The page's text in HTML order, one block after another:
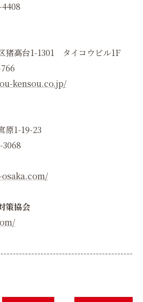
猪高台1-1301 タイコウビル1F
kensou.co.jp/
原1-19-23
策協会